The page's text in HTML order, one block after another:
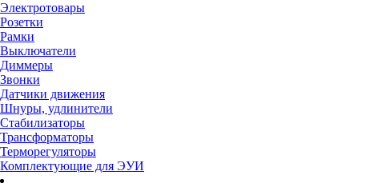
Электротовары
Розетки
Рамки
Выключатели
Диммеры
Звонки
Датчики движения
Шнуры, удлинители
Стабилизаторы
Трансформаторы
Терморегуляторы
Комплектующие для ЭУИ